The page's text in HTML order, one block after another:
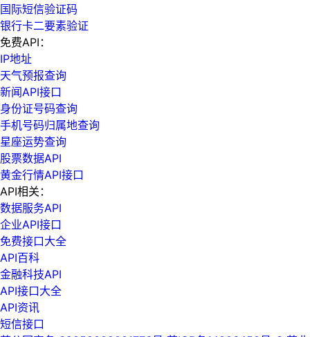
国际短信验证码
银行卡二要素验证
免费API：
IP地址
天气预报查询
新闻API接口
身份证号码查询
手机号码归属地查询
星座运势查询
股票数据API
黄金行情API接口
API相关：
数据服务API
企业API接口
免费接口大全
API百科
金融科技API
API接口大全
API资讯
短信接口